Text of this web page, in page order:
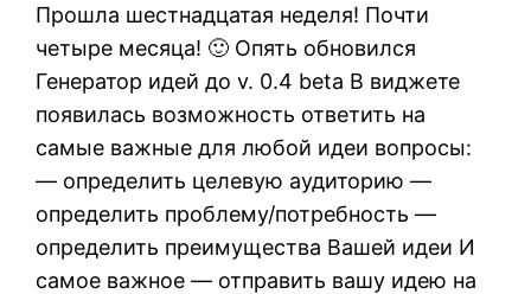
Прошла шестнадцатая неделя! Почти
четыре месяца! 🙂 Опять обновился
Генератор идей до v. 0.4 beta В виджете
появилась возможность ответить на
самые важные для любой идеи вопросы:
— определить целевую аудиторию —
определить проблему/потребность —
определить преимущества Вашей идеи И
самое важное — отправить вашу идею на